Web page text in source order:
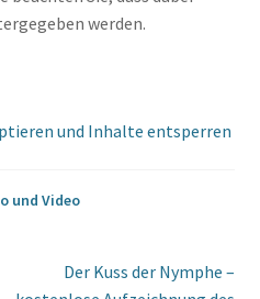
werden.
und Inhalte entsperren
und Video
Nächster
Der Kuss der Nymphe –